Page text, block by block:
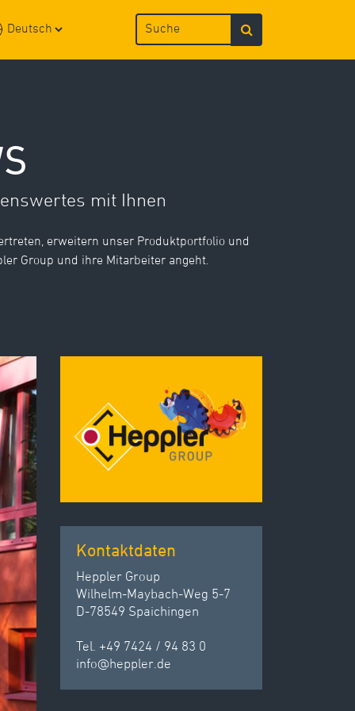
mit Ihnen
erweitern unser Produktportfolio und
Group und ihre Mitarbeiter angeht.
Kontaktdaten
Heppler Group
Wilhelm-Maybach-Weg 5-7
D-78549 Spaichingen
Tel. +49 7424 / 94 83 0
info@heppler.de